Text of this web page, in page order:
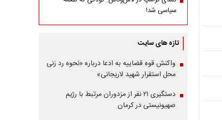
سیاسی شد!
تازه های سایت
واکنش قوه قضاییه به ادعا درباره «نحوه رد زنی
محل استقرار شهید لاریجانی»
دستگیری ۲۱ نفر از مزدوران مرتبط با رژیم
صهیونیستی در کرمان